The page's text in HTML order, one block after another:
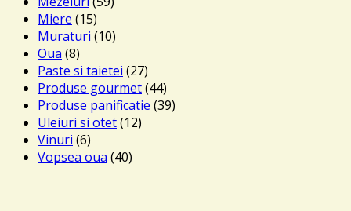
Miere (15)
Muraturi (10)
Oua (8)
Paste si taietei (27)
Produse gourmet(44)
Produse panificatie (39)
Uleiuri si otet(12)
Vinuri (6)
Vopsea oua (40)